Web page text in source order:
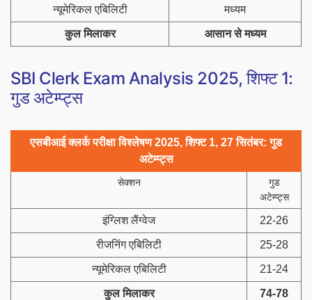
न्यूमेरिकल एबिलिटी मध्यम
कुल मिलाकर आसान से मध्यम
SBI Clerk Exam Analysis 2025, शिफ्ट 1:
गुड अटेम्प्ट्स
एसबीआई क्लर्क परीक्षा विश्लेषण 2025, शिफ्ट 1, 27 सितंबर: गुड
अटेम्प्ट्स
सेक्शन
गुड
अटेम्प्ट्स
इंग्लिश लैंग्वेज 22-26
रीजनिंग एबिलिटी 25-28
न्यूमेरिकल एबिलिटी 21-24
कुल मिलाकर 74-78